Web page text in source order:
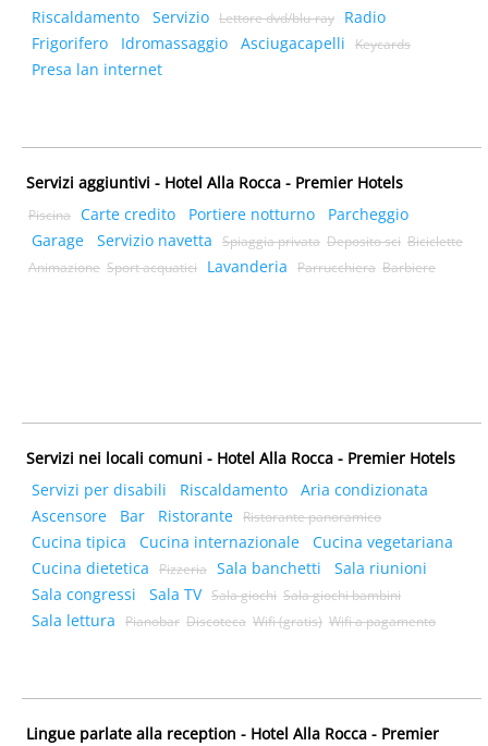
Riscaldamento
Servizio Lettore dvd/blu-ray
Radio
Frigorifero
Idromassaggio Asciugacapelli Keycards
Presa lan internet
Servizi aggiuntivi - Hotel Alla Rocca - Premier Hotels
Piscina Carte credito Portiere notturno
Parcheggio
Garage
Servizio navetta Spiaggia privata Deposito sci Biciclette
Animazione Sport acquatici Lavanderia Parrucchiera Barbiere
Servizi nei locali comuni - Hotel Alla Rocca - Premier Hotels
Servizi per disabili
Riscaldamento
Aria condizionata
Ascensore
Bar Ristorante Ristorante panoramico
Cucina tipica Cucina internazionale
Cucina vegetariana
Cucina dietetica
Pizzeria Sala banchetti
Sala riunioni
Sala congressi
Sala TV Sala giochi Sala giochi bambini
Sala lettura Pianobar Discoteca Wifi (gratis) Wifi a pagamento
Lingue parlate alla reception - Hotel Alla Rocca - Premier